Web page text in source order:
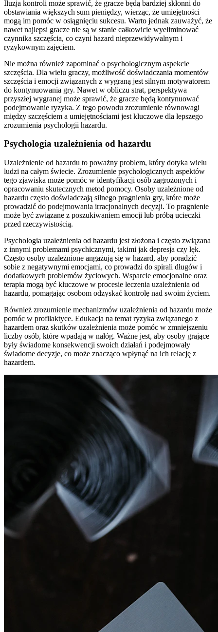
Iluzja kontroli może sprawić, że gracze będą bardziej skłonni do
obstawiania większych sum pieniędzy, wierząc, że umiejętności
mogą im pomóc w osiągnięciu sukcesu. Warto jednak zauważyć, że
nawet najlepsi gracze nie są w stanie całkowicie wyeliminować
czynnika szczęścia, co czyni hazard nieprzewidywalnym i
ryzykownym zajęciem.
Nie można również zapominać o psychologicznym aspekcie
szczęścia. Dla wielu graczy, możliwość doświadczania momentów
szczęścia i emocji związanych z wygraną jest silnym motywatorem
do kontynuowania gry. Nawet w obliczu strat, perspektywa
przyszłej wygranej może sprawić, że gracze będą kontynuować
podejmowanie ryzyka. Z tego powodu zrozumienie równowagi
między szczęściem a umiejętnościami jest kluczowe dla lepszego
zrozumienia psychologii hazardu.
Psychologia uzależnienia od hazardu
Uzależnienie od hazardu to poważny problem, który dotyka wielu
ludzi na całym świecie. Zrozumienie psychologicznych aspektów
tego zjawiska może pomóc w identyfikacji osób zagrożonych i
opracowaniu skutecznych metod pomocy. Osoby uzależnione od
hazardu często doświadczają silnego pragnienia gry, które może
prowadzić do podejmowania irracjonalnych decyzji. To pragnienie
może być związane z poszukiwaniem emocji lub próbą ucieczki
przed rzeczywistością.
Psychologia uzależnienia od hazardu jest złożona i często związana
z innymi problemami psychicznymi, takimi jak depresja czy lęk.
Często osoby uzależnione angażują się w hazard, aby poradzić
sobie z negatywnymi emocjami, co prowadzi do spirali długów i
dodatkowych problemów życiowych. Wsparcie emocjonalne oraz
terapia mogą być kluczowe w procesie leczenia uzależnienia od
hazardu, pomagając osobom odzyskać kontrolę nad swoim życiem.
Również zrozumienie mechanizmów uzależnienia od hazardu może
pomóc w profilaktyce. Edukacja na temat ryzyka związanego z
hazardem oraz skutków uzależnienia może pomóc w zmniejszeniu
liczby osób, które wpadają w nałóg. Ważne jest, aby osoby grające
były świadome konsekwencji swoich działań i podejmowały
świadome decyzje, co może znacząco wpłynąć na ich relację z
hazardem.